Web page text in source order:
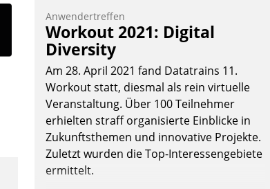
Anwendertreffen
Workout 2021: Digital
Diversity
Am 28. April 2021 fand Datatrains 11.
Workout statt, diesmal als rein virtuelle
Veranstaltung. Über 100 Teilnehmer
erhielten straff organisierte Einblicke in
Zukunftsthemen und innovative Projekte.
Zuletzt wurden die Top-Interessengebiete
ermittelt.